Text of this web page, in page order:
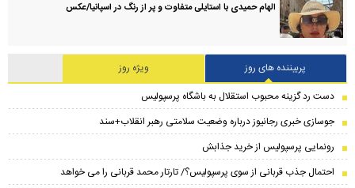
الهام حمیدی با استایلی متفاوت و پر از رنگ در اسپانیا/عکس
پربیننده های روز
ویژه روز
دست رد گزینه محبوب استقلال به باشگاه پرسپولیس
جوسازی خبری رجانیوز درباره وضعیت سلامتی رهبر انقلاب+سند
رونمایی پرسپولیس از خرید جذابش
احتمال جذب قربانی از سوی پرسپولیس؟/ تارتار محمد قربانی را می خواهد